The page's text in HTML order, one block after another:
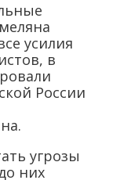
усилия
в
России
угрозы
них